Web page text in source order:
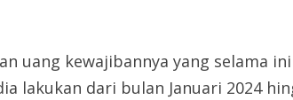
uang kewajibannya yang selama
lakukan dari bulan Januari 2024